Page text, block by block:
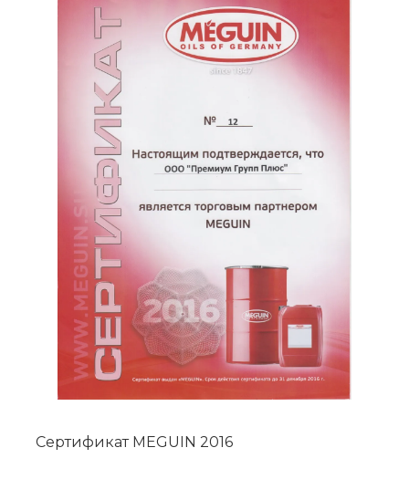
Сертификат MEGUIN 2016